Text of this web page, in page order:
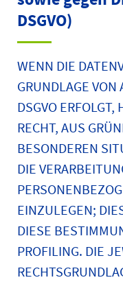
DSGVO)
WENN DIE
GRUNDLAGE VON
DSGVO
RECHT, AUS
BESONDEREN
DIE
EINZULEGEN;
DIESE
PROFILING. DIE